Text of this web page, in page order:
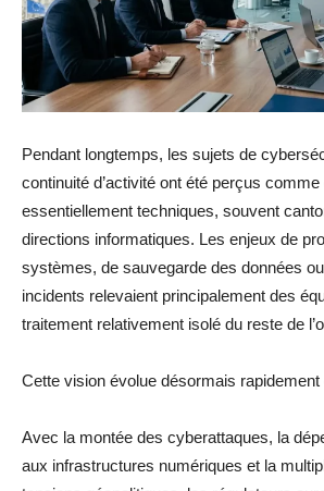
Pendant longtemps, les sujets de
continuité d’activité ont été perçus
essentiellement techniques, souvent
directions informatiques. Les enjeux de
systèmes, de sauvegarde des données
incidents relevaient principalement des
traitement relativement isolé du reste de
Cette vision évolue désormais rapidement
Avec la montée des cyberattaques, la
aux infrastructures numériques et la